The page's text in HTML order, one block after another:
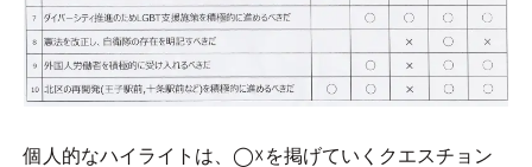
個人的なハイライトは、◯☓を掲げていくクエスチョン